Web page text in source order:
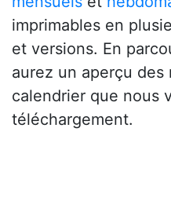
imprimables en
et versions. En
aurez un aperçu des
calendrier que nous
téléchargement.